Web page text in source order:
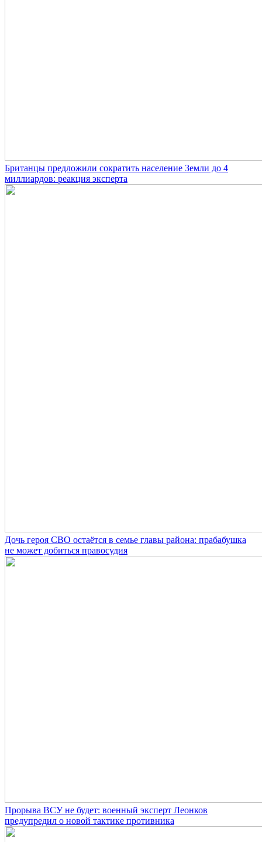
Британцы предложили сократить население Земли до 4
миллиардов: реакция эксперта
Дочь героя СВО остаётся в семье главы района: прабабушка
не может добиться правосудия
Прорыва ВСУ не будет: военный эксперт Леонков
предупредил о новой тактике противника